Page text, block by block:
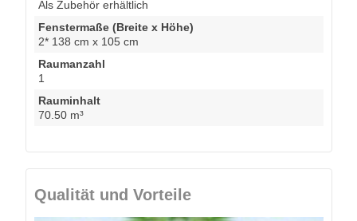
Als Zubehör erhältlich
Fenstermaße (Breite x Höhe)
2* 138 cm x 105 cm
Raumanzahl
1
Rauminhalt
70.50 m³
Qualität und Vorteile